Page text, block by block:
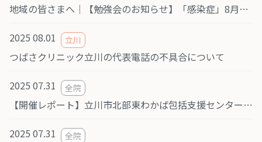
地域の皆さまへ｜【勉強会のお知らせ】「感染症」8月29日(金)町田市文化交流センター開催（共催：医療法人社団おおぞら会 つばさクリニック／ピース訪問看護ステーション）
2025 08.01 立川
つばさクリニック立川の代表電話の不具合について
2025 07.31 全院
【開催レポート】立川市北部東わかば包括支援センター 勉強会
2025 07.31 全院